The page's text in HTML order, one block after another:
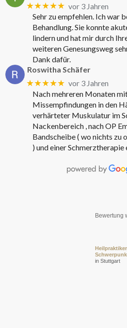
★★★★★ vor 3 Jahren
Sehr zu empfehlen. Ich war
Behandlung. Sie konnte
lindern und hat mir durch
weiteren Genesungsweg
Dank dafür.
Roswitha Schäfer
★★★★★ vor 3 Jahren
Nach mehreren Monaten
Missempfindungen in den
verhärteter Muskulatur im
Nackenbereich , nach OP
Bandscheibe ( wo nichts zu
) und einer Schmerztherapie
Bewertung
in Stuttgart